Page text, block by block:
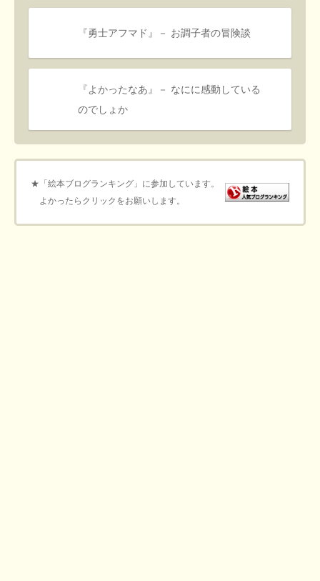
『勇士アフマド』－ お調子者の冒険談
『よかったなあ』－ なにに感動している
のでしょか
★「絵本ブログランキング」に参加しています。
よかったらクリックをお願いします。